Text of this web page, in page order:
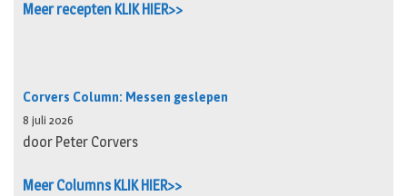
Meer recepten KLIK HIER>>
Corvers Column: Messen geslepen
8 juli 2026
door Peter Corvers
Meer Columns KLIK HIER>>